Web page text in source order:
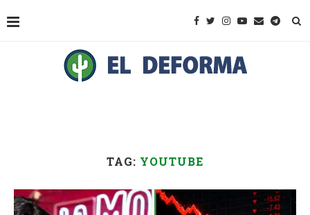
TAG: YOUTUBE